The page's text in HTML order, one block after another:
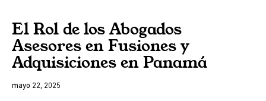
El Rol de los Abogados
Asesores en Fusiones y
Adquisiciones en Panamá
mayo 22, 2025